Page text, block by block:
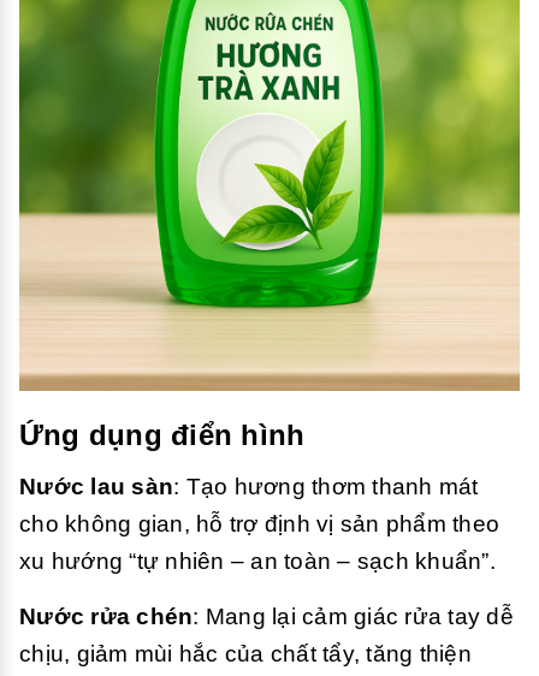
Ứng dụng điển hình
Nước lau sàn: Tạo hương thơm thanh mát
cho không gian, hỗ trợ định vị sản phẩm theo
xu hướng “tự nhiên – an toàn – sạch khuẩn”.
Nước rửa chén: Mang lại cảm giác rửa tay dễ
chịu, giảm mùi hắc của chất tẩy, tăng thiện